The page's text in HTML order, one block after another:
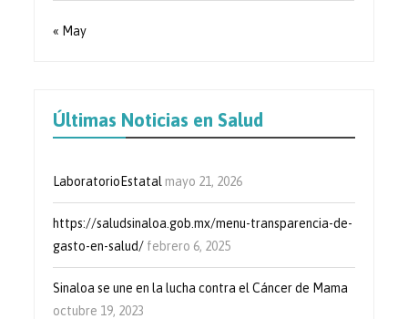
« May
Últimas Noticias en Salud
LaboratorioEstatal mayo 21, 2026
https://saludsinaloa.gob.mx/menu-transparencia-de-
gasto-en-salud/ febrero 6, 2025
Sinaloa se une en la lucha contra el Cáncer de Mama
octubre 19, 2023